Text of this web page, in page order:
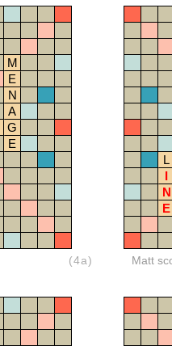
M
E
N
A
G
E
(4a)
L
I
N
E
Matt